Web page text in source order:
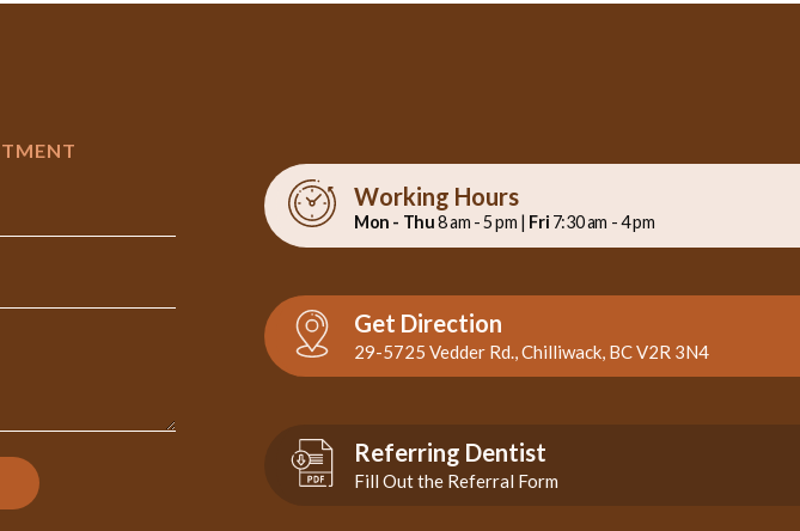
Working Hours
Mon - Thu8 am - 5 pm | Fri 7:30 am - 4 pm
Get Direction
29-5725 Vedder Rd., Chilliwack, BC V2R 3N4
Referring Dentist
Fill Out the Referral Form